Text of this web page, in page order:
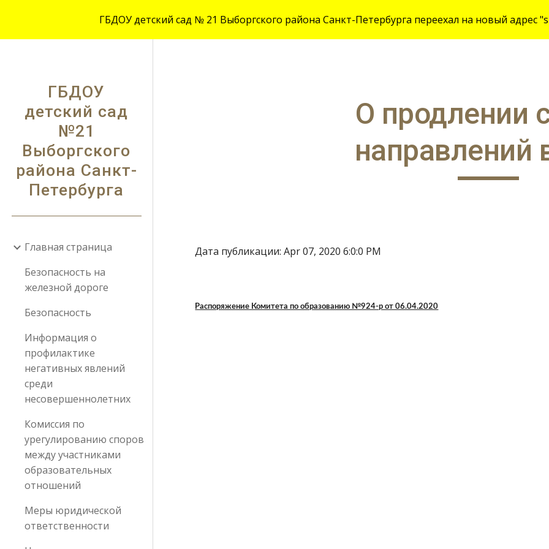
Skip to main content Skip to
ГБДОУ детский сад № 21 Выборгского района Санкт-Петербурга переехал на новый адрес
ГБДОУ
детский сад
№21
Выборгского
района Санкт-
Петербурга
Главная страница
Безопасность на
железной дороге
Безопасность
Информация о
профилактике
негативных явлений
среди
несовершеннолетних
Комиссия по
урегулированию споров
между участниками
образовательных
отношений
Меры юридической
ответственности
О продлении
направлений
Дата публикации: Apr 07, 2020 6:0:0 PM
Распоряжение Комитета по образованию №924-р от 06.04.2020